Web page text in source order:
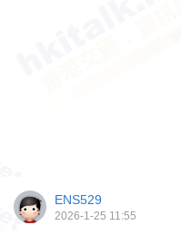
ENS529
2026-1-25 11:55